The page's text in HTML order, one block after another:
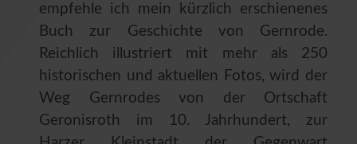
empfehle ich mein kürzlich erschienenes
Buch zur Geschichte von Gernrode.
Reichlich illustriert mit mehr als 250
historischen und aktuellen Fotos, wird der
Weg Gernrodes von der Ortschaft
Geronisroth im 10. Jahrhundert, zur